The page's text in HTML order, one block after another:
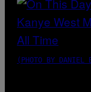
(PHOTO BY DANIEL